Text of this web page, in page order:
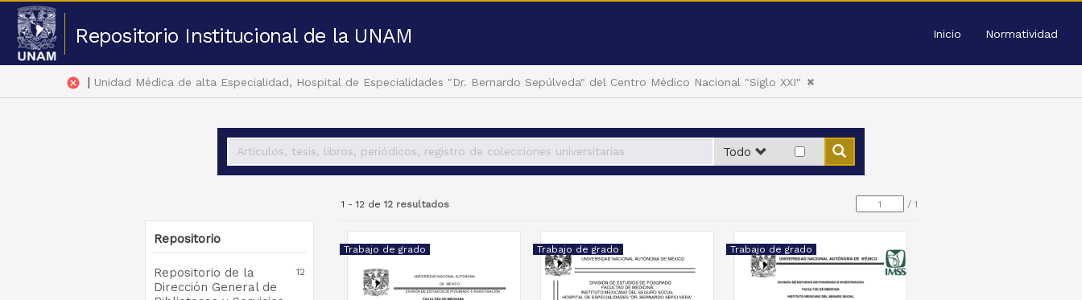
Repositorio Institucional de la UNAM Inicio Normatividad
Todo
cancel | Unidad Médica de alta Especialidad, Hospital de Especialidades "Dr. Bernardo Sepúlveda" del Centro Médico Nacional "Siglo XXI"
Repositorio
Repositorio de la
Dirección General de
12
1 - 12 de12 resultados / 1
Trabajo de grado Trabajo de grado Trabajo de grado